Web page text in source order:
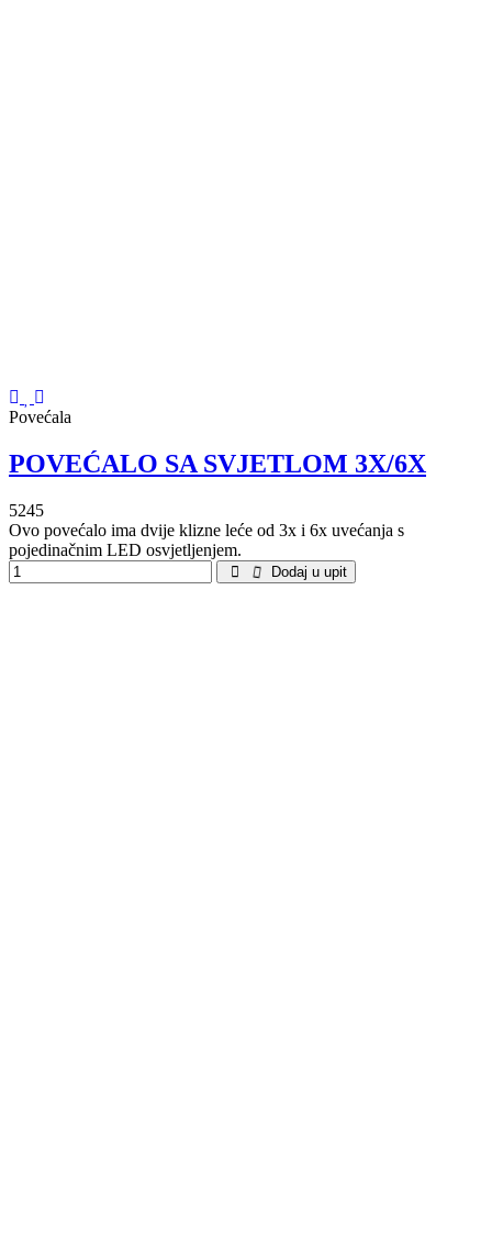
Povećala
POVEĆALO SA SVJETLOM 3X/6X
5245
Ovo povećalo ima dvije klizne leće od 3x i 6x uvećanja s
pojedinačnim LED osvjetljenjem.
Dodaj u upit